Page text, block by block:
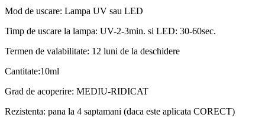
Mod de uscare: Lampa UV sau LED
Timp de uscare la lampa: UV-2-3min. si LED: 30-60sec.
Termen de valabilitate: 12 luni de la deschidere
Cantitate:10ml
Grad de acoperire: MEDIU-RIDICAT
Rezistenta: pana la 4 saptamani (daca este aplicata CORECT)